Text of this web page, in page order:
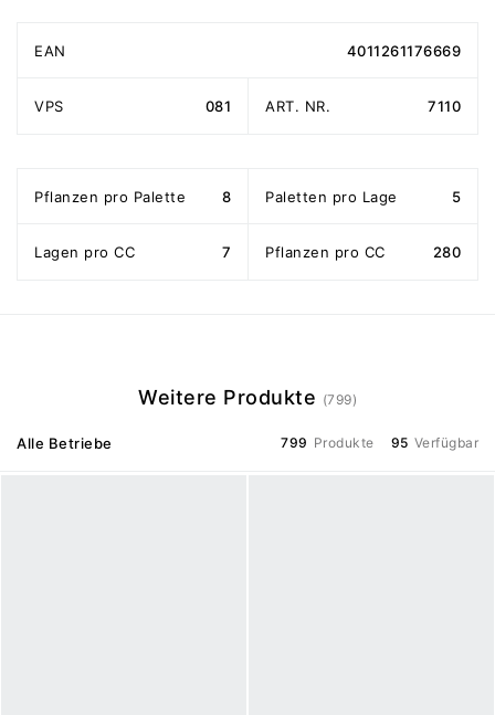
EAN 4011261176669
VPS 081 ART. NR. 7110
Pflanzen pro Palette 8 Paletten pro Lage 5
Lagen pro CC 7 Pflanzen pro CC 280
Weitere Produkte (799)
Alle Betriebe 799 Produkte 95 Verfügbar